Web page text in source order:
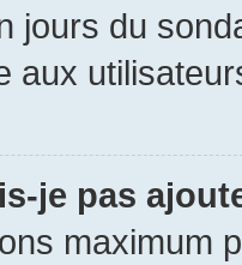
jours du
aux
je pas
maximum